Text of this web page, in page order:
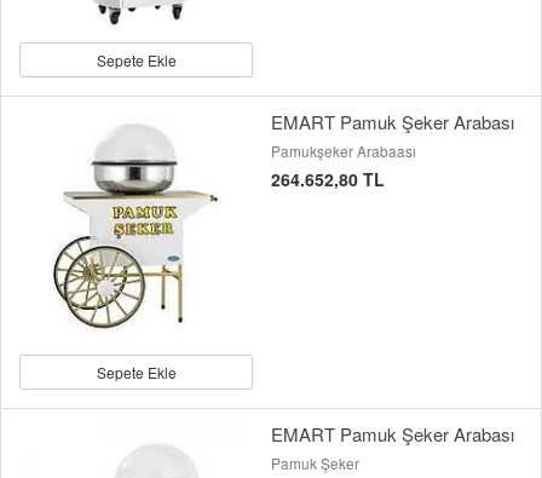
Sepete Ekle
Sepete Ekle
EMART Pamuk Şeker Arabası
Pamukşeker Arabaası
264.652,80 TL
EMART Pamuk Şeker Arabası
Pamuk Şeker